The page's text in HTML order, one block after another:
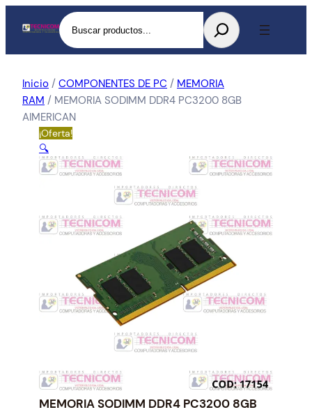
Buscar
Inicio / COMPONENTES DE PC / MEMORIA
RAM / MEMORIA SODIMM DDR4 PC3200 8GB
AIMERICAN
¡Oferta!
🔍
MEMORIA SODIMM DDR4 PC3200 8GB